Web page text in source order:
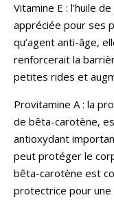
Vitamine E : l’huile
appréciée pour ses
qu’agent anti-âge,
renforcerait la
petites rides et
Provitamine A : la
de bêta-carotène,
antioxydant
peut protéger le
bêta-carotène est
protectrice pour une